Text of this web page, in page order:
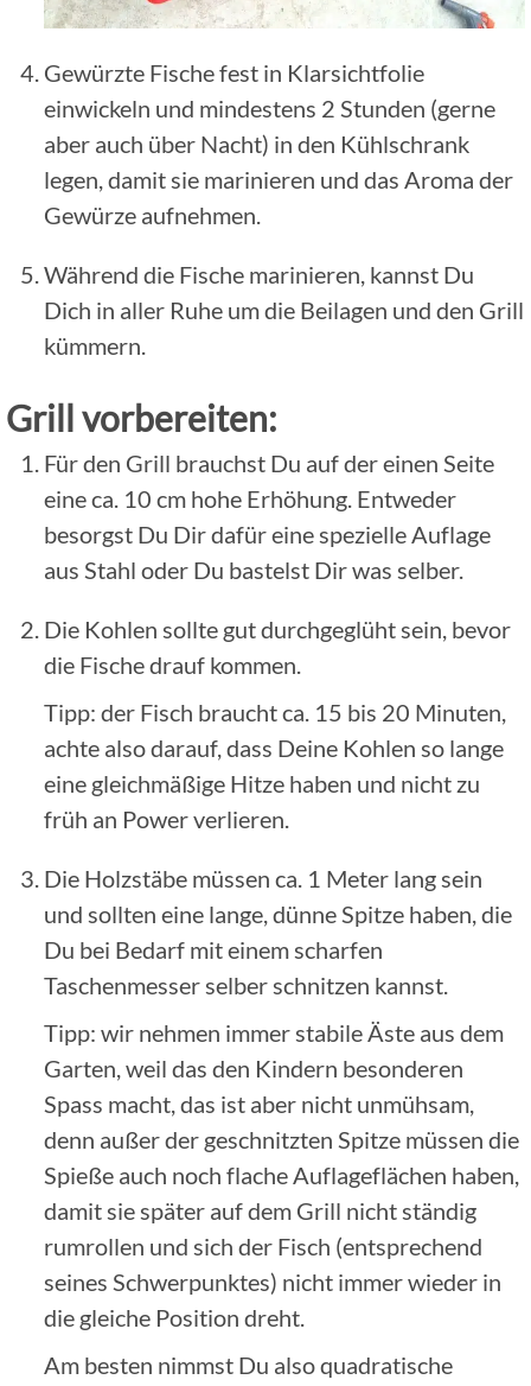
Gewürzte Fische fest in Klarsichtfolie
einwickeln und mindestens 2 Stunden (gerne
aber auch über Nacht) in den Kühlschrank
legen, damit sie marinieren und das Aroma der
Gewürze aufnehmen.
Während die Fische marinieren, kannst Du
Dich in aller Ruhe um die Beilagen und den Grill
kümmern.
Grill vorbereiten:
Für den Grill brauchst Du auf der einen Seite
eine ca. 10 cm hohe Erhöhung. Entweder
besorgst Du Dir dafür eine spezielle Auflage
aus Stahl oder Du bastelst Dir was selber.
Die Kohlen sollte gut durchgeglüht sein, bevor
die Fische drauf kommen.
Tipp: der Fisch braucht ca. 15 bis 20 Minuten,
achte also darauf, dass Deine Kohlen so lange
eine gleichmäßige Hitze haben und nicht zu
früh an Power verlieren.
Die Holzstäbe müssen ca. 1 Meter lang sein
und sollten eine lange, dünne Spitze haben, die
Du bei Bedarf mit einem scharfen
Taschenmesser selber schnitzen kannst.
Tipp: wir nehmen immer stabile Äste aus dem
Garten, weil das den Kindern besonderen
Spass macht, das ist aber nicht unmühsam,
denn außer der geschnitzten Spitze müssen die
Spieße auch noch flache Auflageflächen haben,
damit sie später auf dem Grill nicht ständig
rumrollen und sich der Fisch (entsprechend
seines Schwerpunktes) nicht immer wieder in
die gleiche Position dreht.
Am besten nimmst Du also quadratische